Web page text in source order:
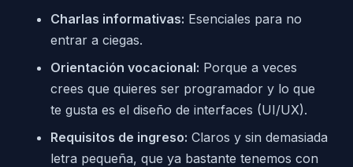
Charlas informativas: Esenciales para no
entrar a ciegas.
Orientación vocacional: Porque a veces
crees que quieres ser programador y lo que
te gusta es el diseño de interfaces (UI/UX).
Requisitos de ingreso: Claros y sin demasiada
letra pequeña, que ya bastante tenemos con